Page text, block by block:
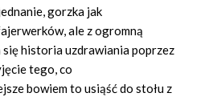
gorzka jak
ale z ogromną
historia uzdrawiania poprzez
tego, co
bowiem to usiąść do stołu z